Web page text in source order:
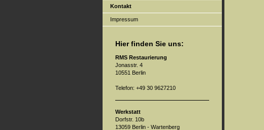
Kontakt
Impressum
Hier finden Sie uns:
RMS Restaurierung
Jonasstr. 4
10551 Berlin
Telefon: +49 30 9627210
Werkstatt
Dorfstr. 10b
13059 Berlin - Wartenberg